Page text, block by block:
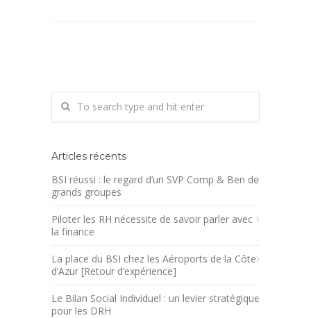
Articles récents
BSI réussi : le regard d’un SVP Comp & Ben de
grands groupes
Piloter les RH nécessite de savoir parler avec
la finance
La place du BSI chez les Aéroports de la Côte
d’Azur [Retour d’expérience]
Le Bilan Social Individuel : un levier stratégique
pour les DRH